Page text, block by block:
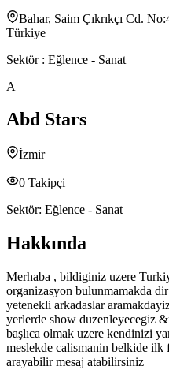
Bahar, Saim Çıkrıkçı Cd.
Türkiye
Sektör : Eğlence - Sanat
A
Abd Stars
İzmir
0 Takipçi
Sektör: Eğlence - Sanat
Hakkında
Merhaba , bildiginiz uzere
organizasyon bulunmamakda
yetenekli arkadaslar
yerlerde show duzenleyecegiz
başlıca olmak uzere kendinizi
meslekde calismanin belkide
arayabilir mesaj atabilirsiniz